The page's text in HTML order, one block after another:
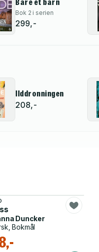
Bare et barn
Bok 2 i serien
299,-
Ilddronningen
208,-
Duncker
Bokmål